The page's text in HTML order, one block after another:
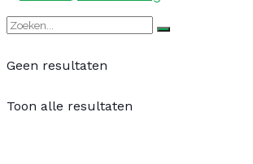
Geen resultaten
Toon alle resultaten